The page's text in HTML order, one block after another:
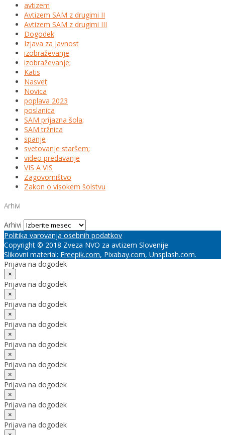
avtizem
Avtizem SAM z drugimi II
Avtizem SAM z drugimi III
Dogodek
Izjava za javnost
izobraževanje
izobraževanje;
Katis
Nasvet
Novica
poplava 2023
poslanica
SAM prijazna šola;
SAM tržnica
spanje
svetovanje staršem;
video predavanje
VIS A VIS
Zagovorništvo
Zakon o visokem šolstvu
Arhivi
Arhivi
Politika varovanja osebnih podatkov
Copyright © 2018 Zveza NVO za avtizem Slovenije
Slikovni material: Freepik.com, Pixabay.com, Unsplash.com.
Prijava na dogodek
×
Prijava na dogodek
×
Prijava na dogodek
×
Prijava na dogodek
×
Prijava na dogodek
×
Prijava na dogodek
×
Prijava na dogodek
×
Prijava na dogodek
×
Prijava na dogodek